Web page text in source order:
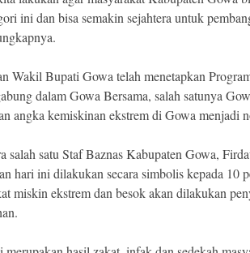
ini dan bisa semakin sejahtera untuk
Wakil Bupati Gowa telah menetapkan
dalam Gowa Bersama, salah satunya
angka kemiskinan ekstrem di Gowa menjadi
salah satu Staf Baznas Kabupaten Gowa,
hari ini dilakukan secara simbolis kepada 10
miskin ekstrem dan besok akan dilakukan